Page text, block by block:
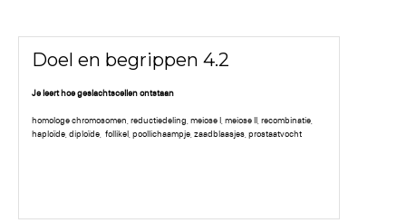
Doel en begrippen 4.2
Je leert hoe geslachtscellen ontstaan
homologe chromosomen, reductiedeling, meiose I, meiose II, recombinatie,
haploïde, diploïde, follikel, poollichaampje, zaadblaasjes, prostaatvocht